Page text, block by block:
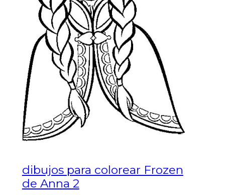
dibujos para colorear Frozen
de Anna 2